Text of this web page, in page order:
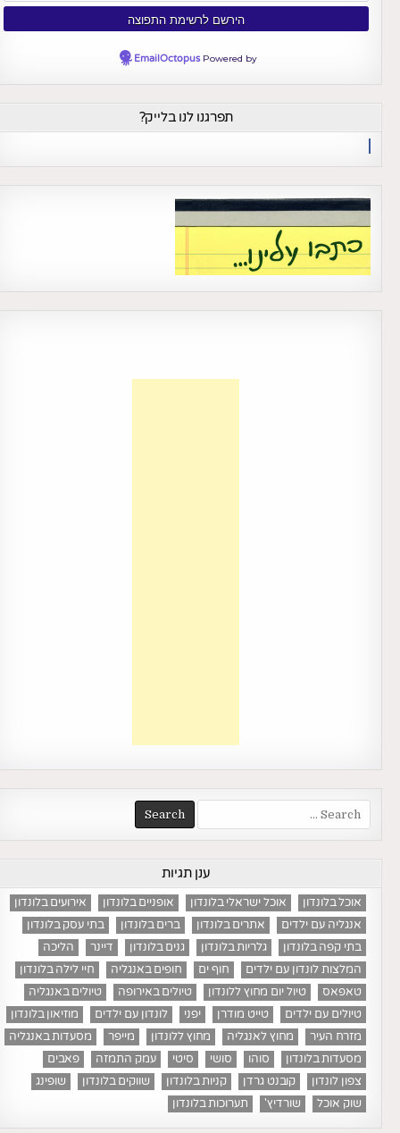
Powered by
EmailOctopus
תפרגנו לנו בלייק?
Search
for:
ענן תגיות
אוכל בלונדון אוכל ישראלי בלונדון אופניים בלונדון
אירועים בלונדון
אנגליה עם ילדים
אתרים בלונדון ברים בלונדון
בתי עסק בלונדון
בתי קפה בלונדון
גלריות בלונדון גנים בלונדון דיינר
הליכה
המלצות לונדון עם ילדים
חוף ים חופים באנגליה
חיי לילה בלונדון
טאפאס
טיול יום מחוץ ללונדון טיולים באירופה
טיולים באנגליה
טיולים עם ילדים
טייט מודרן יפני לונדון עם ילדים
מוזיאון בלונדון
מזרח העיר
מחוץ לאנגליה מחוץ ללונדון מייפר
מסעדות באנגליה
מסעדות בלונדון
סוהו סושי סיטי עמק התמזה
פאבים
צפון לונדון
קובנט גרדן קניות בלונדון שווקים בלונדון
שופינג
שוק אוכל
שורדיץ' תערוכות בלונדון